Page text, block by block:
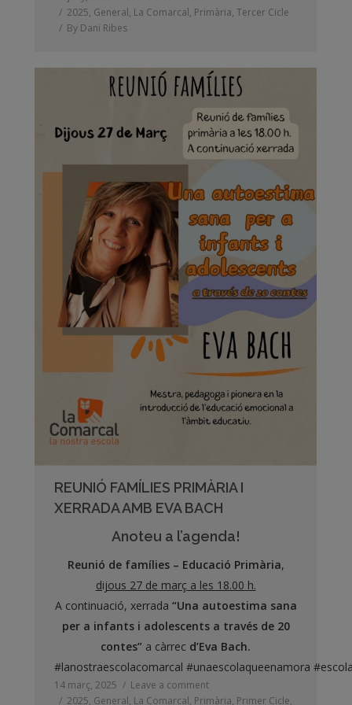
2025, General, La Comarcal, Primària, Tercer Cicle
By Dani Ribes
REUNIÓ FAMÍLIES PRIMÀRIA I
XERRADA AMB EVA BACH
Anoteu a l’agenda!
Reunió de famílies – Educació Primària,
dijous 27 de març a les 18.00 h.
A continuació, xerrada “Una autoestima sana
per a infants i adolescents a través de 20
contes” a càrrec d’Eva Bach.
#lanostraescolacomarcal #unaescolaqueenamora
14 març, 2025
Leave a comment
2025, General, La Comarcal, Primària, Primer Cicle,